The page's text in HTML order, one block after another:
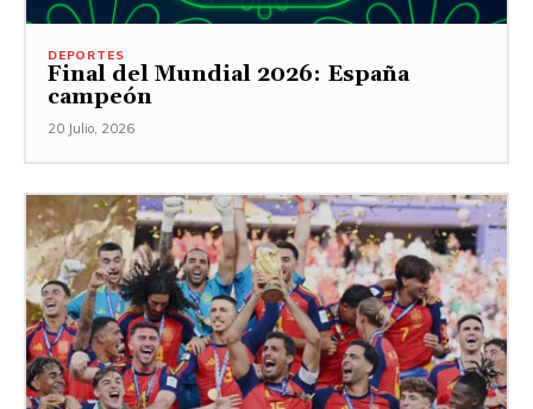
DEPORTES
Final del Mundial 2026: España
campeón
20 Julio, 2026